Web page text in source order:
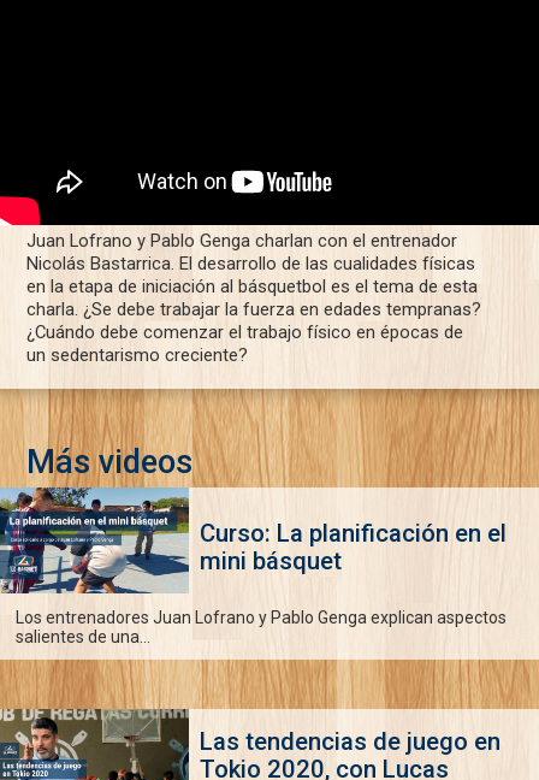
Juan Lofrano y Pablo Genga charlan con el entrenador
Nicolás Bastarrica. El desarrollo de las cualidades físicas
en la etapa de iniciación al básquetbol es el tema de esta
charla. ¿Se debe trabajar la fuerza en edades tempranas?
¿Cuándo debe comenzar el trabajo físico en épocas de
un sedentarismo creciente?
Más videos
Curso: La planificación en el
mini básquet
Los entrenadores Juan Lofrano y Pablo Genga explican aspectos
salientes de una...
Las tendencias de juego en
Tokio 2020, con Lucas